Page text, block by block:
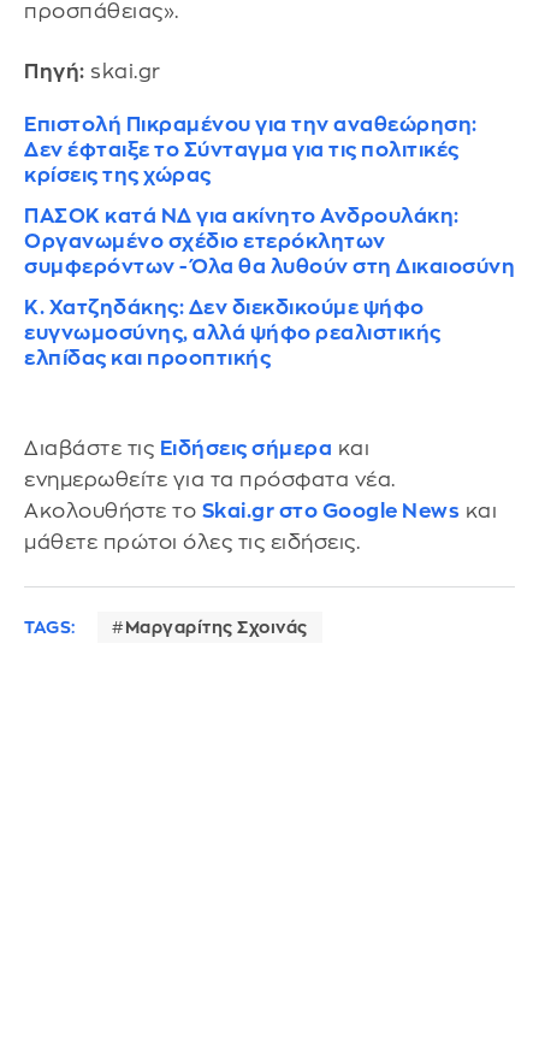
προσπάθειας».
Πηγή: skai.gr
Επιστολή Πικραμένου για την αναθεώρηση:
Δεν έφταιξε το Σύνταγμα για τις πολιτικές
κρίσεις της χώρας
ΠΑΣΟΚ κατά ΝΔ για ακίνητο Ανδρουλάκη:
Οργανωμένο σχέδιο ετερόκλητων
συμφερόντων - Όλα θα λυθούν στη Δικαιοσύνη
Κ. Χατζηδάκης: Δεν διεκδικούμε ψήφο
ευγνωμοσύνης, αλλά ψήφο ρεαλιστικής
ελπίδας και προοπτικής
Διαβάστε τις Ειδήσεις σήμερα και
ενημερωθείτε για τα πρόσφατα νέα.
Ακολουθήστε το Skai.gr στο Google News και
μάθετε πρώτοι όλες τις ειδήσεις.
TAGS: Μαργαρίτης Σχοινάς